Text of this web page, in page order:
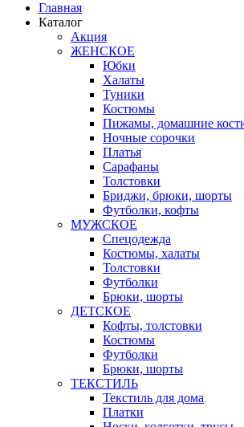
Главная
Каталог
Акция
ЖЕНСКОЕ
Юбки
Халаты
Туники
Костюмы
Пижамы, домашние
Ночные сорочки
Платья
Сарафаны
Толстовки
Бриджи, брюки, шорты
Футболки, кофты
МУЖСКОЕ
Спецодежда
Костюмы, халаты
Толстовки
Футболки
Брюки, шорты
ДЕТСКОЕ
Кофты, толстовки
Костюмы
Футболки
Брюки, шорты
ТЕКСТИЛЬ
Текстиль для дома
Платки